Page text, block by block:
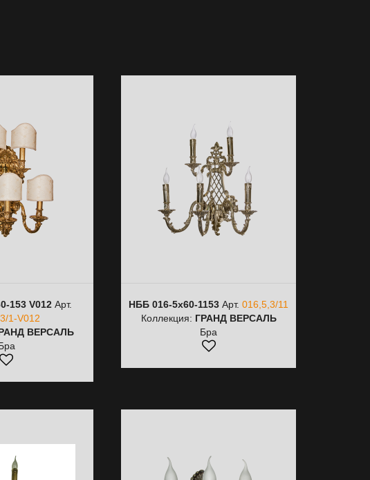
153 V012 Арт.
1-V012
ВЕРСАЛЬ
НББ 016-5х60-1153 Арт.016,5,3/11
Коллекция: ГРАНД ВЕРСАЛЬ
Бра